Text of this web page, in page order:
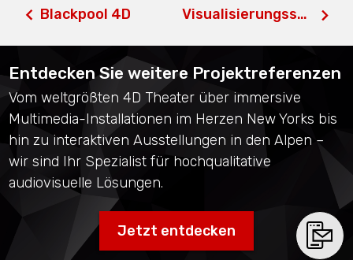
Blackpool 4D Visualisierungsstudio
Entdecken Sie weitere Projektreferenzen
Vom weltgrößten 4D Theater über immersive
Multimedia-Installationen im Herzen New Yorks bis
hin zu interaktiven Ausstellungen in den Alpen –
wir sind Ihr Spezialist für hochqualitative
audiovisuelle Lösungen.
Jetzt entdecken